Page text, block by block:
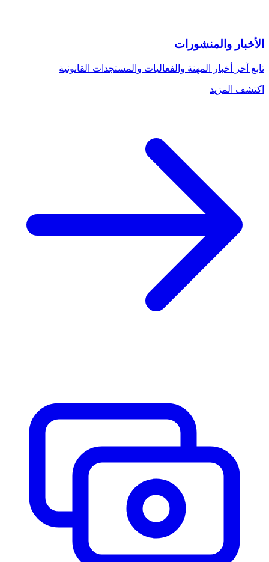
الأخبار والمنشورات
تابع آخر أخبار المهنة والفعاليات والمستجدات القانونية
اكتشف المزيد